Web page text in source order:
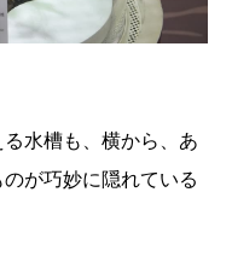
水槽も、横から、あ
が巧妙に隠れている